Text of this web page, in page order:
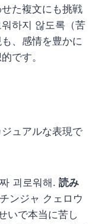
た複文にも挑戦
하지 않도록（苦
、感情を豊かに
です。
ュアルな表現で
괴로워해. 読み
ンジャ クェロウ
いで本当に苦し